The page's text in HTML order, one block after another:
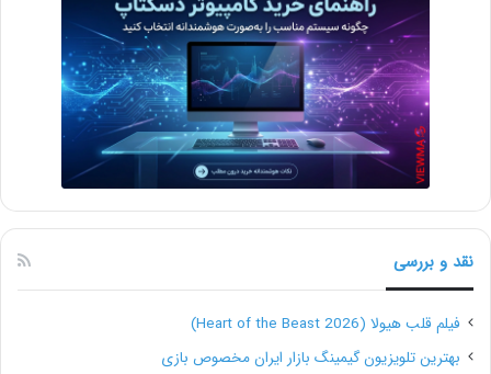
نقد و بررسی
فیلم قلب هیولا (Heart of the Beast 2026)
بهترین تلویزیون گیمینگ بازار ایران مخصوص بازی